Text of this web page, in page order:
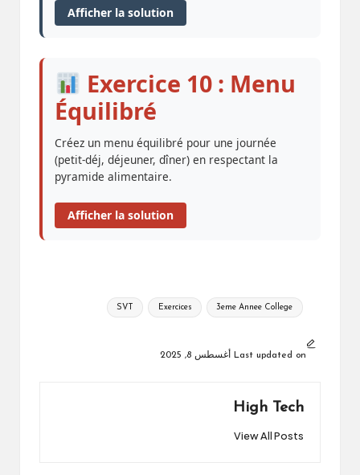
Afficher la solution
Exercice 10 : Menu
Équilibré
Créez un menu équilibré pour une journée
(petit-déj, déjeuner, dîner) en respectant la
pyramide alimentaire.
Afficher la solution
Tags:
SVT Exercices 3eme Annee College
Last updated on أغسطس 8, 2025
High Tech
View All Posts